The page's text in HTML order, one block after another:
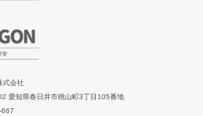
式会社
愛知県春日井市桃山町3丁目105番地